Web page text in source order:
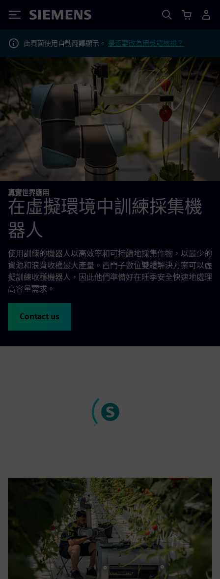
Siemens
此頁面使用自動翻譯顯示。 是否要改為用英語檢視？
真實世界應用
在虛擬環境中訓練採集機
器人
使用訓練的機器人以高效率和可持續地採集作物，以最少的
資源和浪費收穫最大產量。西門子數位雙體解決方案可以虛
擬訓練收穫機器人，因此他們準備好在旺季安全快速地處理
高容量需求。
Contact us